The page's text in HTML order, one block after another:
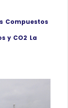
Compuestos
y CO2 La